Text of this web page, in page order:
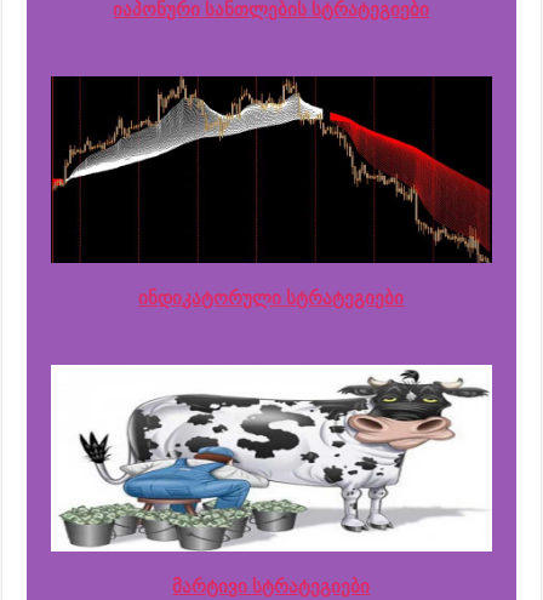
იაპონური სანთლების სტრატეგიები
ინდიკატორული სტრატეგიები
მარტივი სტრატეგიები